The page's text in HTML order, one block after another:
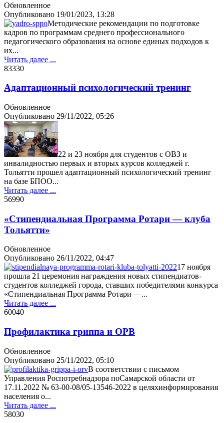
Обновленное
Опубликовано 19/01/2023, 13:28
Методические рекомендации по подготовке
кадров по программам среднего профессионального
педагогического образования на основе единых подходов к
их...
Читать далее ...
83330
Адаптационный психологический тренинг
Обновленное
Опубликовано 29/11/2022, 05:26
22 и 23 ноября для студентов с ОВЗ и
инвалидностью первых и вторых курсов колледжей г.
Тольятти прошел адаптационный психологический тренинг
на базе БПОО...
Читать далее ...
56990
«Стипендиальная Программа Ротари — клуба
Тольятти»
Обновленное
Опубликовано 26/11/2022, 04:47
17 ноября
прошла 21 церемония награждения новых стипендиатов-
студентов колледжей города, ставших победителями конкурса
«Стипендиальная Программа Ротари —...
Читать далее ...
60040
Профилактика гриппа и ОРВ
Обновленное
Опубликовано 25/11/2022, 05:10
В соответствии с письмом
Управления Роспотребнадзора поСамарской области от
17.11.2022 № 63-00-08/05-13546-2022 в целяхинформирования
населения о...
Читать далее ...
58030